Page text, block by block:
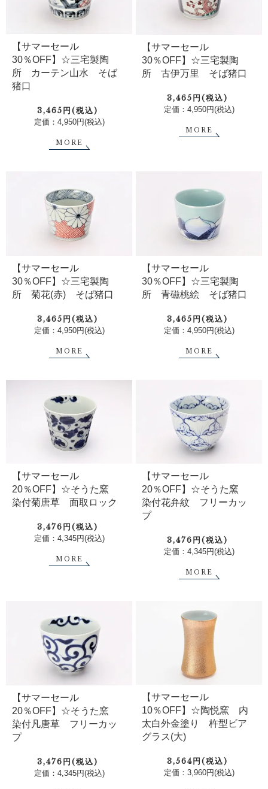
【サマーセール
30％OFF】☆三宅製陶
所 カーテン山水 そば
猪口
3,465円(税込)
定価：4,950円(税込)
MORE
【サマーセール
30％OFF】☆三宅製陶
所 古伊万里 そば猪口
3,465円(税込)
定価：4,950円(税込)
MORE
【サマーセール
30％OFF】☆三宅製陶
所 菊花(赤) そば猪口
3,465円(税込)
定価：4,950円(税込)
MORE
【サマーセール
30％OFF】☆三宅製陶
所 青磁桃絵 そば猪口
3,465円(税込)
定価：4,950円(税込)
MORE
【サマーセール
20％OFF】☆そうた窯
染付菊唐草 面取ロック
3,476円(税込)
定価：4,345円(税込)
MORE
【サマーセール
20％OFF】☆そうた窯
染付花弁紋 フリーカッ
プ
3,476円(税込)
定価：4,345円(税込)
MORE
【サマーセール
20％OFF】☆そうた窯
染付凡唐草 フリーカッ
プ
3,476円(税込)
定価：4,345円(税込)
【サマーセール
10％OFF】☆陶悦窯 内
太白外金塗り 杵型ビア
グラス(大)
3,564円(税込)
定価：3,960円(税込)